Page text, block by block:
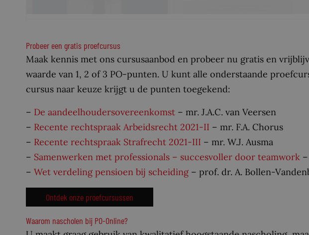
Probeer een gratis proefcursus
Maak kennis met ons cursusaanbod en probeer nu gratis en
waarde van 1, 2 of 3 PO-punten. U kunt alle onderstaande
cursus naar keuze krijgt u de punten toegekend:
– De aandeelhoudersovereenkomst – mr. J.A.C. van Veersen
– Recente rechtspraak Arbeidsrecht 2021-II – mr. F.A. Chorus
– Recente rechtspraak Strafrecht 2021-III – mr. W.J. Ausma
– Samenwerken met professionals – succesvoller door teamwork
– Wet verdeling pensioen bij scheiding – prof. dr. A. Bollen-
Ontdek onze proefcursussen
Waarom nascholen bij PO-Online?